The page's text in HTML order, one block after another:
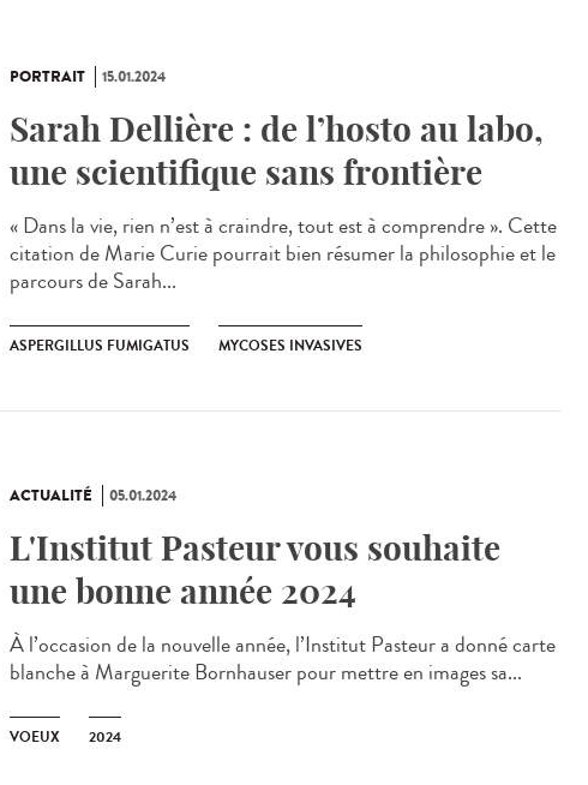
PORTRAIT 15.01.2024
Sarah Dellière : de l’hosto au labo,
une scientifique sans frontière
« Dans la vie, rien n’est à craindre, tout est à comprendre ». Cette
citation de Marie Curie pourrait bien résumer la philosophie et le
parcours de Sarah...
ASPERGILLUS FUMIGATUS MYCOSES INVASIVES
ACTUALITÉ 05.01.2024
L'Institut Pasteur vous souhaite
une bonne année 2024
À l’occasion de la nouvelle année, l’Institut Pasteur a donné carte
blanche à Marguerite Bornhauser pour mettre en images sa...
VOEUX 2024